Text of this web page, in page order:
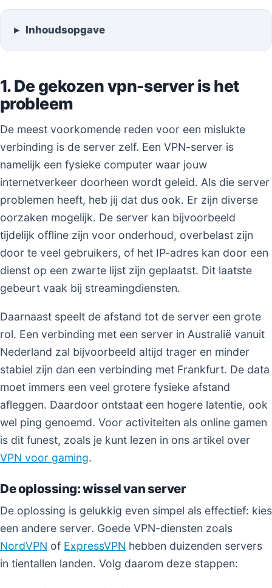
Inhoudsopgave
1. De gekozen vpn-server is het
probleem
De meest voorkomende reden voor een mislukte
verbinding is de server zelf. Een VPN-server is
namelijk een fysieke computer waar jouw
internetverkeer doorheen wordt geleid. Als die server
problemen heeft, heb jij dat dus ook. Er zijn diverse
oorzaken mogelijk. De server kan bijvoorbeeld
tijdelijk offline zijn voor onderhoud, overbelast zijn
door te veel gebruikers, of het IP-adres kan door een
dienst op een zwarte lijst zijn geplaatst. Dit laatste
gebeurt vaak bij streamingdiensten.
Daarnaast speelt de afstand tot de server een grote
rol. Een verbinding met een server in Australië vanuit
Nederland zal bijvoorbeeld altijd trager en minder
stabiel zijn dan een verbinding met Frankfurt. De data
moet immers een veel grotere fysieke afstand
afleggen. Daardoor ontstaat een hogere latentie, ook
wel ping genoemd. Voor activiteiten als online gamen
is dit funest, zoals je kunt lezen in ons artikel over
VPN voor gaming.
De oplossing: wissel van server
De oplossing is gelukkig even simpel als effectief: kies
een andere server. Goede VPN-diensten zoals
NordVPN of ExpressVPN hebben duizenden servers
in tientallen landen. Volg daarom deze stappen: